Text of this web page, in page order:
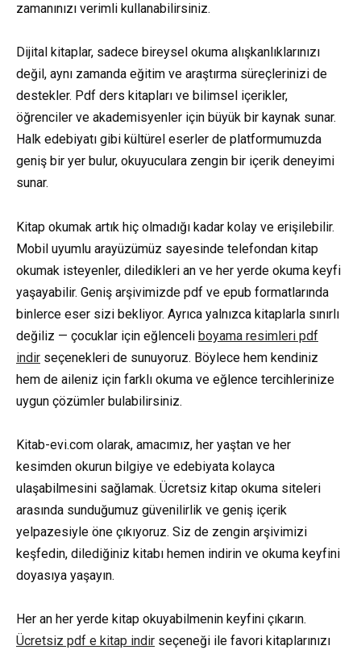
zamanınızı verimli kullanabilirsiniz.
Dijital kitaplar, sadece bireysel okuma alışkanlıklarınızı
değil, aynı zamanda eğitim ve araştırma süreçlerinizi de
destekler. Pdf ders kitapları ve bilimsel içerikler,
öğrenciler ve akademisyenler için büyük bir kaynak sunar.
Halk edebiyatı gibi kültürel eserler de platformumuzda
geniş bir yer bulur, okuyuculara zengin bir içerik deneyimi
sunar.
Kitap okumak artık hiç olmadığı kadar kolay ve erişilebilir.
Mobil uyumlu arayüzümüz sayesinde telefondan kitap
okumak isteyenler, diledikleri an ve her yerde okuma keyfi
yaşayabilir. Geniş arşivimizde pdf ve epub formatlarında
binlerce eser sizi bekliyor. Ayrıca yalnızca kitaplarla sınırlı
değiliz — çocuklar için eğlenceli boyama resimleri pdf
indir seçenekleri de sunuyoruz. Böylece hem kendiniz
hem de aileniz için farklı okuma ve eğlence tercihlerinize
uygun çözümler bulabilirsiniz.
Kitab-evi.com olarak, amacımız, her yaştan ve her
kesimden okurun bilgiye ve edebiyata kolayca
ulaşabilmesini sağlamak. Ücretsiz kitap okuma siteleri
arasında sunduğumuz güvenilirlik ve geniş içerik
yelpazesiyle öne çıkıyoruz. Siz de zengin arşivimizi
keşfedin, dilediğiniz kitabı hemen indirin ve okuma keyfini
doyasıya yaşayın.
Her an her yerde kitap okuyabilmenin keyfini çıkarın.
Ücretsiz pdf e kitap indir seçeneği ile favori kitaplarınızı